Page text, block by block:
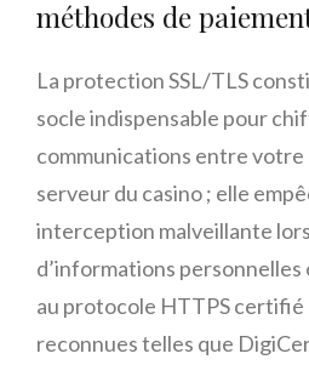
méthodes de
La protection SSL/TLS
socle indispensable pour
communications entre
serveur du casino ; elle
interception malveillante
d’informations
au protocole HTTPS
reconnues telles que